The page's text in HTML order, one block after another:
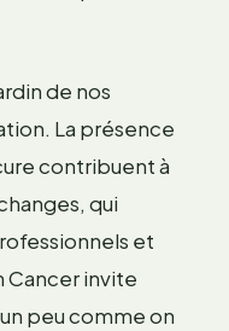
de nos
La présence
contribuent à
qui
et
Cancer invite
peu comme on